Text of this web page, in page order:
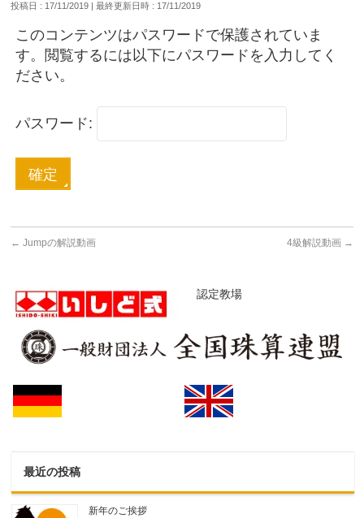
投稿日 : 17/11/2019 最終更新日時 : 17/11/2019
このコンテンツはパスワードで保護されていま
す。閲覧するには以下にパスワードを入力してく
ださい。
パスワード:
← Jumpの解説動画 4級解説動画 →
認定教場
最近の投稿
新年のご挨拶